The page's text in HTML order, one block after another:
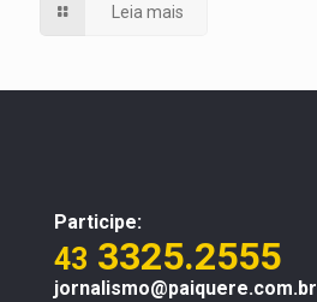
Leia mais
Participe:
43 3325.2555
jornalismo@paiquere.com.br